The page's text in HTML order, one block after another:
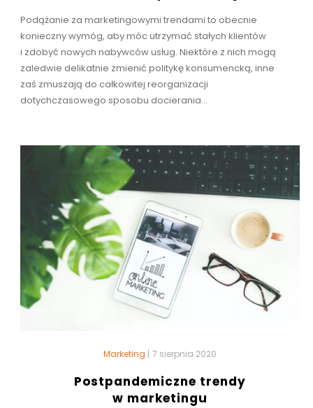
Podążanie za marketingowymi trendami to obecnie
konieczny wymóg, aby móc utrzymać stałych klientów
i zdobyć nowych nabywców usług. Niektóre z nich mogą
zaledwie delikatnie zmienić politykę konsumencką, inne
zaś zmuszają do całkowitej reorganizacji
dotychczasowego sposobu docierania...
Marketing | 7 sierpnia 2020
Postpandemiczne trendy
w marketingu